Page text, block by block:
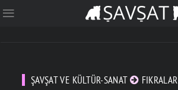
ŞAVŞAT VE KÜLTÜR-SANAT FIKRALAR